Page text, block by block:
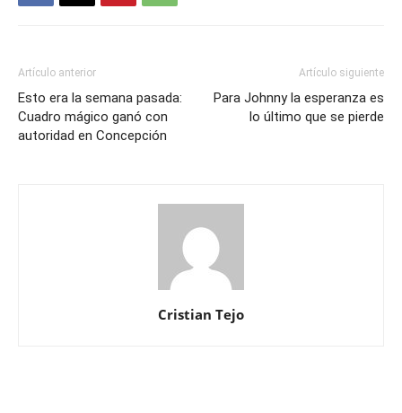
Artículo anterior
Esto era la semana pasada:
Cuadro mágico ganó con
autoridad en Concepción
Artículo siguiente
Para Johnny la esperanza es
lo último que se pierde
Cristian Tejo